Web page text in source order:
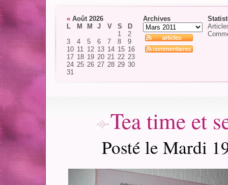
« Août 2026
L
M M J V S
D
1
2
3
4 5 6 7 8
9
10 11 12 13 14 15 16
17 18 19 20 21 22 23
24 25 26 27 28 29 30
31
Archives
Tea time et
Posté le Mardi